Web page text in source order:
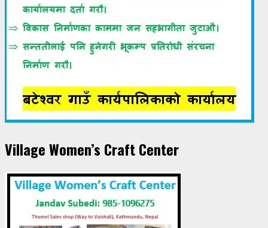
Village Women’s Craft Center